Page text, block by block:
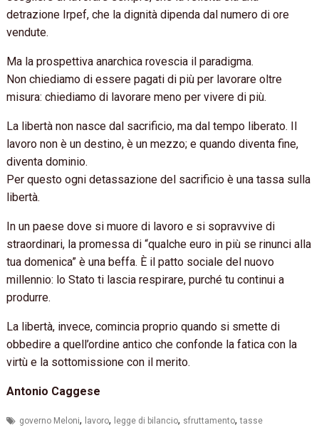
detrazione Irpef, che la dignità dipenda dal numero di ore
vendute.
Ma la prospettiva anarchica rovescia il paradigma.
Non chiediamo di essere pagati di più per lavorare oltre
misura: chiediamo di lavorare meno per vivere di più.
La libertà non nasce dal sacrificio, ma dal tempo liberato. Il
lavoro non è un destino, è un mezzo; e quando diventa fine,
diventa dominio.
Per questo ogni detassazione del sacrificio è una tassa sulla
libertà.
In un paese dove si muore di lavoro e si sopravvive di
straordinari, la promessa di “qualche euro in più se rinunci alla
tua domenica” è una beffa. È il patto sociale del nuovo
millennio: lo Stato ti lascia respirare, purché tu continui a
produrre.
La libertà, invece, comincia proprio quando si smette di
obbedire a quell’ordine antico che confonde la fatica con la
virtù e la sottomissione con il merito.
Antonio Caggese
governo Meloni, lavoro, legge di bilancio, sfruttamento,tasse